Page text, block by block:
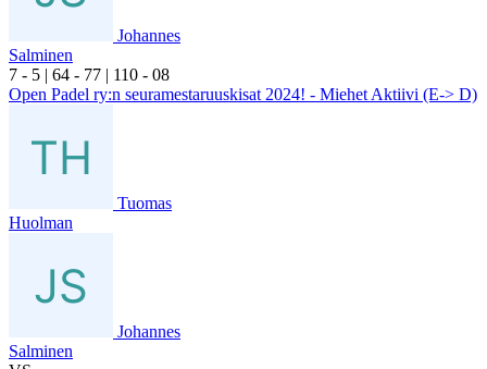
Johannes
Salminen
7 - 5 | 64 - 77 | 110 - 08
Open Padel ry:n seuramestaruuskisat 2024! - Miehet Aktiivi (E-> D)
Tuomas
Huolman
Johannes
Salminen